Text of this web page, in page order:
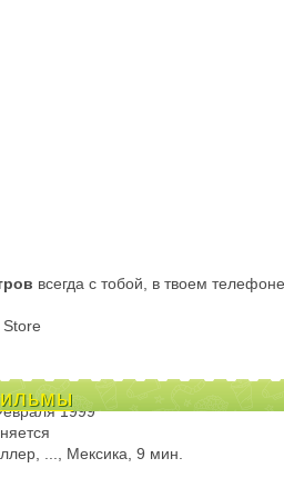
всегда с тобой, в твоем телефоне
Store
1999
1999
..., Мексика, 9 мин.